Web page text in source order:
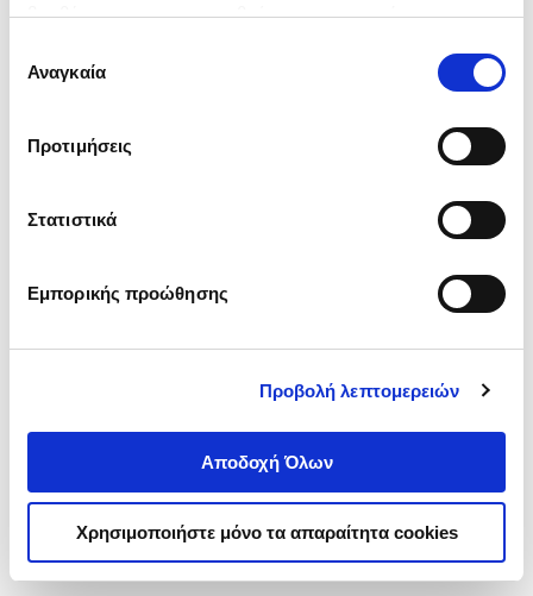
βοηθήσετε να ανταποκριθούμε στα παραπάνω.
ενδιαφέρουν και να επιλέξετε από τα παρακάτω με την
΄΄και να ενημερωθείτε σχετικά με
συγκατάθεσης
Αναγκαία
Προτιμήσεις
Στατιστικά
Εμπορικής προώθησης
Προβολή λεπτομερειών
Αποδοχή Όλων
Χρησιμοποιήστε μόνο τα απαραίτητα cookies